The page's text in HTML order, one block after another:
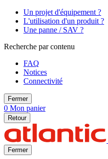
Un projet d'équipement ?
L'utilisation d'un produit ?
Une panne / SAV ?
Recherche par contenu
FAQ
Notices
Connectivité
Fermer
0 Mon panier
Retour
Fermer